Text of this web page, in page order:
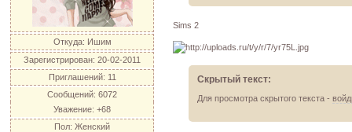
Откуда: Ишим
Зарегистрирован: 20-02-2011
Приглашений: 11
Сообщений: 6072
Уважение: +68
Пол: Женский
Sims 2
Скрытый текст:
Для просмотра скрытого текста -